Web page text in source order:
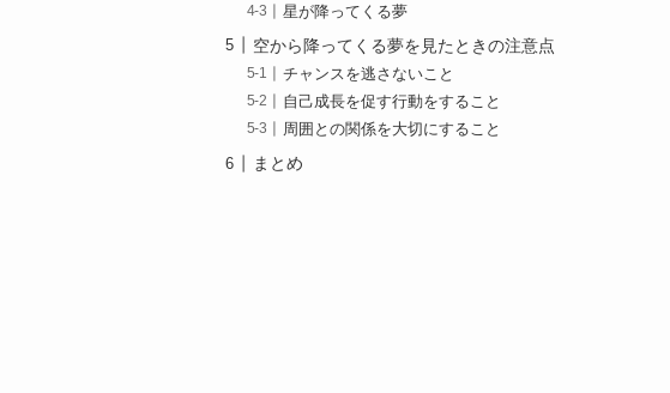
星が降ってくる夢
空から降ってくる夢を見たときの注意点
チャンスを逃さないこと
自己成長を促す行動をすること
周囲との関係を大切にすること
まとめ